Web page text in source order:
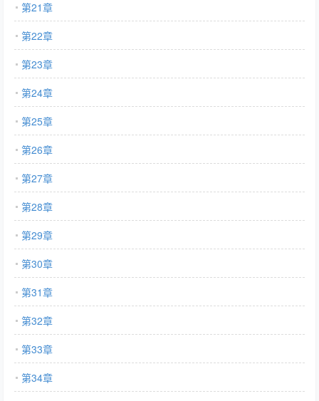
第21章
第22章
第23章
第24章
第25章
第26章
第27章
第28章
第29章
第30章
第31章
第32章
第33章
第34章